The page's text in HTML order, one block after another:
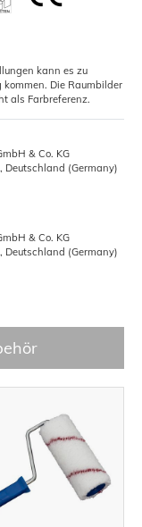
kann es zu
Die Raumbilder
als Farbreferenz.
& Co. KG
(Germany)
& Co. KG
(Germany)